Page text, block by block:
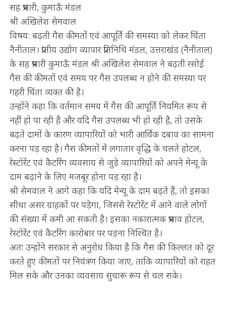
सह प्रभारी, कुमाऊँ मंडल
श्री अखिलेश सेमवाल
विषय: बढ़ती गैस कीमतों एवं आपूर्ति की समस्या को लेकर चिंता
नैनीताल। प्रांतीय उद्योग व्यापार प्रतिनिधि मंडल, उत्तराखंड (नैनीताल)
के सह प्रभारी कुमाऊँ मंडल श्री अखिलेश सेमवाल ने बढ़ती रसोई
गैस की कीमतों एवं समय पर गैस उपलब्ध न होने की समस्या पर
गहरी चिंता व्यक्त की है।
उन्होंने कहा कि वर्तमान समय में गैस की आपूर्ति नियमित रूप से
नहीं हो पा रही है और यदि गैस उपलब्ध भी हो रही है, तो उसके
बढ़ते दामों के कारण व्यापारियों को भारी आर्थिक दबाव का सामना
करना पड़ रहा है। गैस कीमतों में लगातार वृद्धि के चलते होटल,
रेस्टोरेंट एवं कैटरिंग व्यवसाय से जुड़े व्यापारियों को अपने मेन्यू के
दाम बढ़ाने के लिए मजबूर होना पड़ रहा है।
श्री सेमवाल ने आगे कहा कि यदि मेन्यू के दाम बढ़ते हैं, तो इसका
सीधा असर ग्राहकों पर पड़ेगा, जिससे रेस्टोरेंट में आने वाले लोगों
की संख्या में कमी आ सकती है। इसका नकारात्मक प्रभाव होटल,
रेस्टोरेंट एवं कैटरिंग कारोबार पर पड़ना निश्चित है।
अतः उन्होंने सरकार से अनुरोध किया है कि गैस की किल्लत को दूर
करते हुए कीमतों पर नियंत्रण किया जाए, ताकि व्यापारियों को राहत
मिल सके और उनका व्यवसाय सुचारू रूप से चल सके।